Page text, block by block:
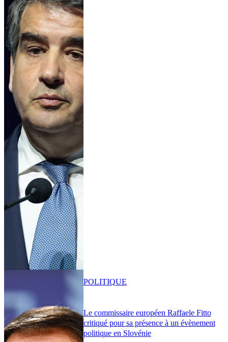
Le commissaire européen Raffaele Fitto
critiqué pour sa présence à un évènement
politique en Slovénie
POLITIQUE